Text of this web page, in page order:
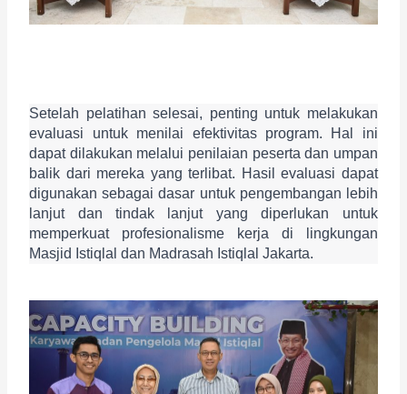
Setelah pelatihan selesai, penting untuk melakukan
evaluasi untuk menilai efektivitas program. Hal ini
dapat dilakukan melalui penilaian peserta dan umpan
balik dari mereka yang terlibat. Hasil evaluasi dapat
digunakan sebagai dasar untuk pengembangan lebih
lanjut dan tindak lanjut yang diperlukan untuk
memperkuat profesionalisme kerja di lingkungan
Masjid Istiqlal dan Madrasah Istiqlal Jakarta.